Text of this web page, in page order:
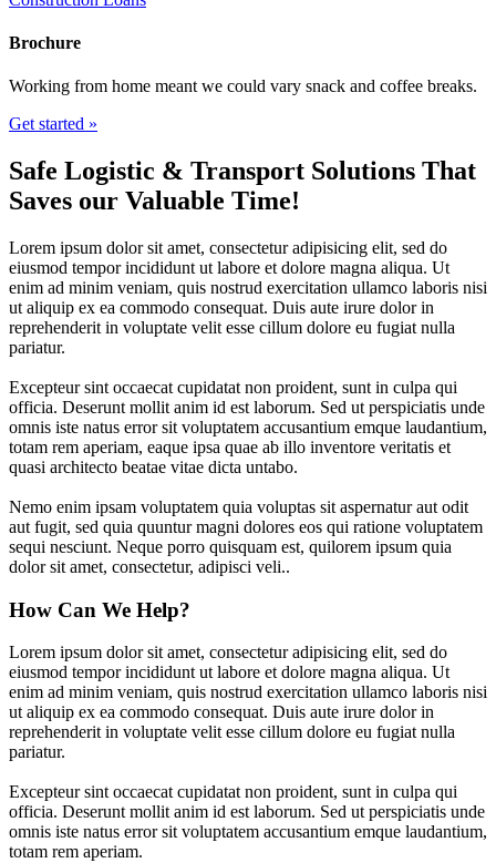
Brochure
Working from home meant we could vary snack and coffee breaks.
Get started »
Safe Logistic & Transport Solutions That
Saves our Valuable Time!
Lorem ipsum dolor sit amet, consectetur adipisicing elit, sed do
eiusmod tempor incididunt ut labore et dolore magna aliqua. Ut
enim ad minim veniam, quis nostrud exercitation ullamco laboris nisi
ut aliquip ex ea commodo consequat. Duis aute irure dolor in
reprehenderit in voluptate velit esse cillum dolore eu fugiat nulla
pariatur.
Excepteur sint occaecat cupidatat non proident, sunt in culpa qui
officia. Deserunt mollit anim id est laborum. Sed ut perspiciatis unde
omnis iste natus error sit voluptatem accusantium emque laudantium,
totam rem aperiam, eaque ipsa quae ab illo inventore veritatis et
quasi architecto beatae vitae dicta untabo.
Nemo enim ipsam voluptatem quia voluptas sit aspernatur aut odit
aut fugit, sed quia quuntur magni dolores eos qui ratione voluptatem
sequi nesciunt. Neque porro quisquam est, quilorem ipsum quia
dolor sit amet, consectetur, adipisci veli..
How Can We Help?
Lorem ipsum dolor sit amet, consectetur adipisicing elit, sed do
eiusmod tempor incididunt ut labore et dolore magna aliqua. Ut
enim ad minim veniam, quis nostrud exercitation ullamco laboris nisi
ut aliquip ex ea commodo consequat. Duis aute irure dolor in
reprehenderit in voluptate velit esse cillum dolore eu fugiat nulla
pariatur.
Excepteur sint occaecat cupidatat non proident, sunt in culpa qui
officia. Deserunt mollit anim id est laborum. Sed ut perspiciatis unde
omnis iste natus error sit voluptatem accusantium emque laudantium,
totam rem aperiam.